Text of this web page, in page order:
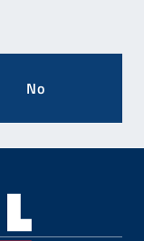
No